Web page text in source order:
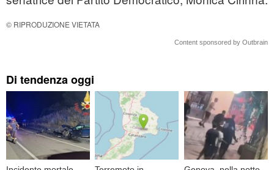
© RIPRODUZIONE VIETATA
Content sponsored by Outbrain
Di tendenza oggi